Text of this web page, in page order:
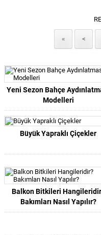
« <
Yeni Sezon Bahçe
Modelleri
Büyük Yapraklı Çiçekler
Balkon Bitkileri
Bakımları Nasıl Yapılır?